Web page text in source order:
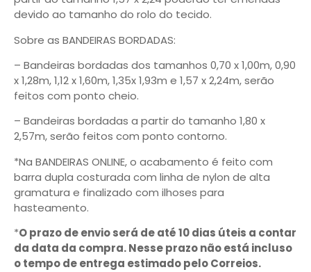
devido ao tamanho do rolo do tecido.
Sobre as BANDEIRAS BORDADAS:
– Bandeiras bordadas dos tamanhos 0,70 x 1,00m, 0,90
x 1,28m, 1,12 x 1,60m, 1,35x 1,93m e 1,57 x 2,24m, serão
feitos com ponto cheio.
– Bandeiras bordadas a partir do tamanho 1,80 x
2,57m, serão feitos com ponto contorno.
*Na BANDEIRAS ONLINE, o acabamento é feito com
barra dupla costurada com linha de nylon de alta
gramatura e finalizado com ilhoses para
hasteamento.
*O prazo de envio será de até 10 dias úteis a contar
da data da compra. Nesse prazo não está incluso
o tempo de entrega estimado pelo Correios.